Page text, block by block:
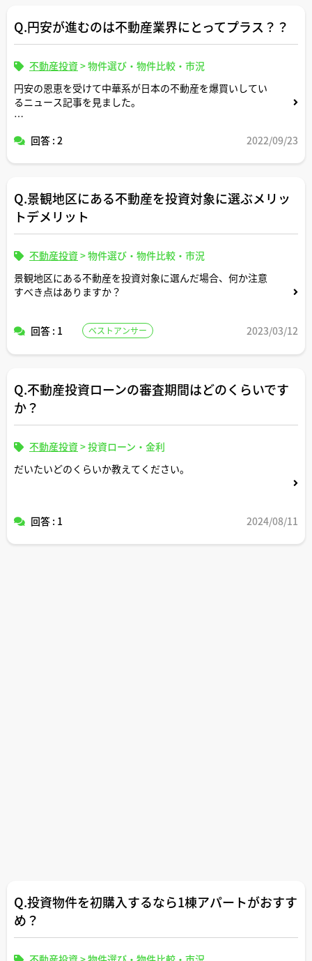
Q.円安が進むのは不動産業界にとってプラス？？
不動産投資>物件選び・物件比較・市況
円安の恩恵を受けて中華系が日本の不動産を爆買いしてい
るニュース記事を見ました。
L.html
高額の投資物件に買い手が付きやすくなっているこのよう
な現状を鑑みると、円安は日本の不動産業界・不動産市場
にとってはプラス材料として働いていることになりそうで
回答 : 2 2022/09/23
Q.景観地区にある不動産を投資対象に選ぶメリッ
トデメリット
不動産投資>物件選び・物件比較・市況
景観地区にある不動産を投資対象に選んだ場合、何か注意
すべき点はありますか？
回答 : 1 ベストアンサー 2023/03/12
Q.不動産投資ローンの審査期間はどのくらいです
か？
不動産投資>投資ローン・金利
だいたいどのくらいか教えてください。
回答 : 1 2024/08/11
Q.投資物件を初購入するなら1棟アパートがおすす
め？